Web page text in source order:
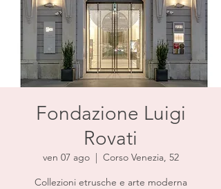
Fondazione Luigi
Rovati
ven 07 ago
  |
Corso Venezia, 52
Collezioni etrusche e arte moderna